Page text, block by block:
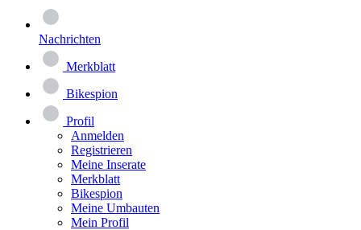
Nachrichten
Merkblatt
Bikespion
Profil
Anmelden
Registrieren
Meine Inserate
Merkblatt
Bikespion
Meine Umbauten
Mein Profil